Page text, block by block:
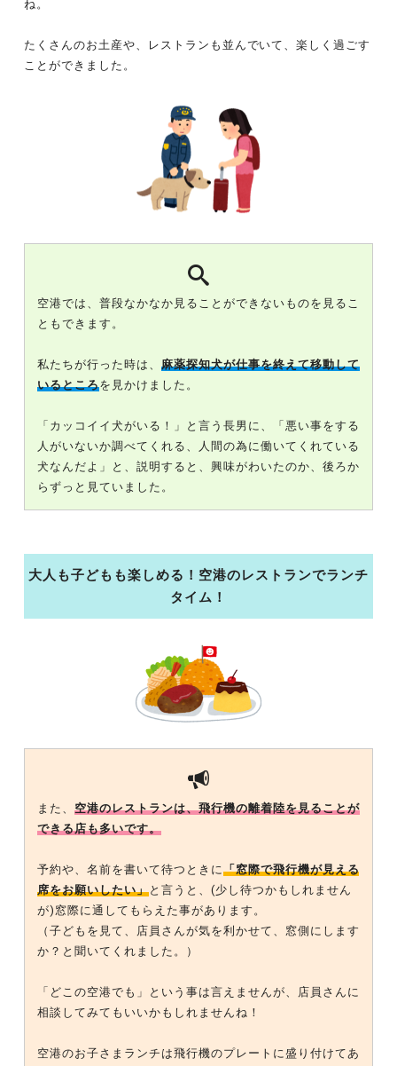
ね。
たくさんのお土産や、レストランも並んでいて、楽しく過ごす
ことができました。
空港では、普段なかなか見ることができないものを見るこ
ともできます。
私たちが行った時は、 麻薬探知犬が仕事を終えて移動して
いるところを見かけました。
「カッコイイ犬がいる！」と言う長男に、「悪い事をする
人がいないか調べてくれる、人間の為に働いてくれている
犬なんだよ」と、説明すると、興味がわいたのか、後ろか
らずっと見ていました。
大人も子どもも楽しめる！空港のレストランでランチ
タイム！
また、 空港のレストランは、飛行機の離着陸を見ることが
できる店も多いです。
予約や、名前を書いて待つときに「窓際で飛行機が見える
席をお願いしたい」と言うと、(少し待つかもしれません
が)窓際に通してもらえた事があります。
（子どもを見て、店員さんが気を利かせて、窓側にします
か？と聞いてくれました。）
「どこの空港でも」という事は言えませんが、店員さんに
相談してみてもいいかもしれませんね！
空港のお子さまランチは飛行機のプレートに盛り付けてあ